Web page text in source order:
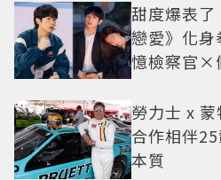
甜度爆表
戀愛》化
憶檢察官×
勞力士 x
合作相伴
本質